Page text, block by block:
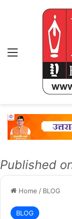
Menu
Published
Home / BLOG
BLOG